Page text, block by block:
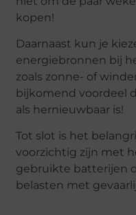
kopen!
Daarnaast kun je
energiebronnen bij
zoals zonne- of
bijkomend voordeel
als hernieuwbaar is!
Tot slot is het
voorzichtig zijn met
gebruikte batterijen
belasten met